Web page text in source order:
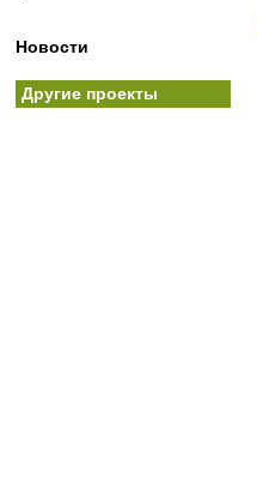
Новости
Другие проекты